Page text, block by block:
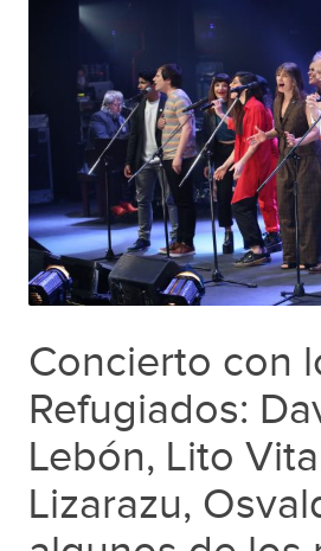
Concierto con
Refugiados:
Lebón, Lito
Lizarazu,